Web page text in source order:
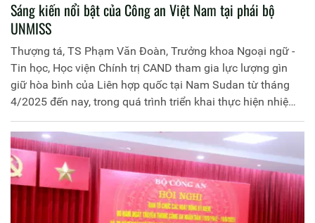
Sáng kiến nổi bật của Công an Việt Nam tại phái bộ
UNMISS
Thượng tá, TS Phạm Văn Đoàn, Trưởng khoa Ngoại ngữ -
Tin học, Học viện Chính trị CAND tham gia lực lượng gìn
giữ hòa bình của Liên hợp quốc tại Nam Sudan từ tháng
4/2025 đến nay, trong quá trình triển khai thực hiện nhiệm
vụ. Đồng chí đã tích cực nghiên cứu, ứng dụng công nghệ
thông tin trong thực hiện nhiệm vụ, trong đó đã xây dựng
nên phần mềm xếp lịch tuần tra tự động và được chính
thức chấp thuận đưa vào sử dụng phần mềm tại Phòng
tuần tra kiểm soát, Sở Chỉ huy cảnh sát thủ đô Juba từ đầu
tháng 7/2025 sau 2 tuần chạy thử nghiệm thành công.
Ban Biên tập Trang Thông tin điện tử Học viện Chính trị